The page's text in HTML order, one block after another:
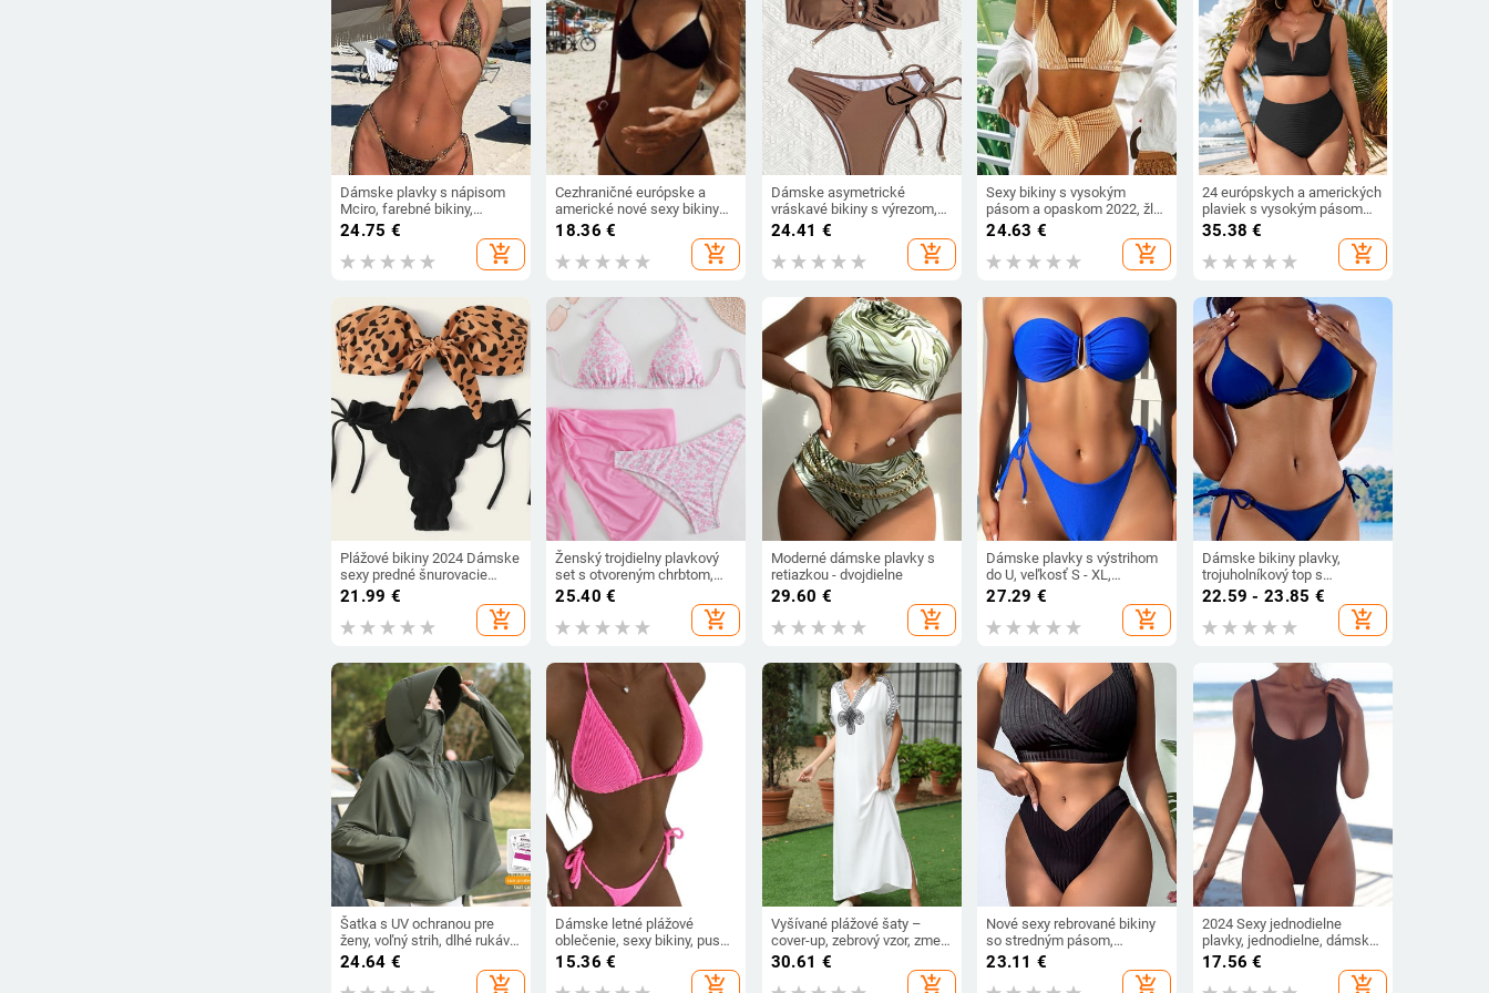
Dámske plavky s nápisom
Mciro, farebné bikiny,
bandážové plavky, sexy
plavky, set bikín, plážové
oblečenie, brazílske bikiny
24.75 €
add_shopping_cart
Cezhraničné európske a
americké nové sexy bikiny
dámske tangá, pevné
čiernobiele plavky s prsnými
vypchávkami, priamy predaj
18.36 €
add_shopping_cart
Dámske asymetrické
vráskavé bikiny s výrezom,
veľkosť S - XL, dvojdielny set
bikín, plavky, plavky K5679
24.41 €
add_shopping_cart
Sexy bikiny s vysokým
pásom a opaskom 2022, žlté
pruhované plavky s tielkom
vpredu, dámske plážové
oblečenie
24.63 €
add_shopping_cart
24 európskych a amerických
plaviek s vysokým pásom
pre ženy s nízkym V, tučným
bikinami
35.38 €
add_shopping_cart
Plážové bikiny 2024 Dámske
sexy predné šnurovacie
bandeau leopardové plavky
Dámske push-up plavky s
volánikovou mašľou tangá
21.99 €
add_shopping_cart
Ženský trojdielny plavkový
set s otvoreným chrbtom,
viazač na popruhy a plážový
25.40 €
add_shopping_cart
Moderné dámske plavky s
retiazkou - dvojdielne
29.60 €
add_shopping_cart
Dámske plavky s výstrihom
do U, veľkosť S - XL,
dvojdielny set bikín s
škrabancami na zadok,
27.29 €
add_shopping_cart
Dámske bikiny plavky,
trojuholníkový top s
vankúšikmi, jednofarebný,
nylonová látka s podšívkou z
elastanu, 200 g
22.59 - 23.85 €
add_shopping_cart
Šatka s UV ochranou pre
ženy, voľný strih, dlhé rukávy,
zapínanie na zips, polyester,
UPF 30+
24.64 €
add_shopping_cart
Dámske letné plážové
oblečenie, sexy bikiny, push-
up set, plavky, plážové
oblečenie
15.36 €
add_shopping_cart
Vyšívané plážové šaty –
cover-up, zebrový vzor, zmes
bavlny a polyesteru, voľný
strih, dĺžka nad 100 cm, 3/4
30.61 €
add_shopping_cart
Nové sexy rebrované bikiny
so stredným pásom,
dámske plavky, dvojdielne
bikiny, vystužené plavky,
23.11 €
add_shopping_cart
2024 Sexy jednodielne
plavky, jednodielne, dámske,
čierne, s hlbokým výstrihom,
biele, brazílske, monokini,
17.56 €
add_shopping_cart